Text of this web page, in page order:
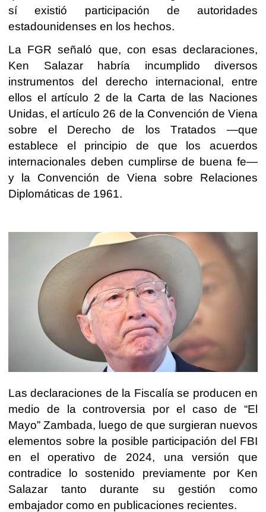
sí existió participación de autoridades
estadounidenses en los hechos.
La FGR señaló que, con esas declaraciones,
Ken Salazar habría incumplido diversos
instrumentos del derecho internacional, entre
ellos el artículo 2 de la Carta de las Naciones
Unidas, el artículo 26 de la Convención de Viena
sobre el Derecho de los Tratados —que
establece el principio de que los acuerdos
internacionales deben cumplirse de buena fe—
y la Convención de Viena sobre Relaciones
Diplomáticas de 1961.
Las declaraciones de la Fiscalía se producen en
medio de la controversia por el caso de “El
Mayo” Zambada, luego de que surgieran nuevos
elementos sobre la posible participación del FBI
en el operativo de 2024, una versión que
contradice lo sostenido previamente por Ken
Salazar tanto durante su gestión como
embajador como en publicaciones recientes.